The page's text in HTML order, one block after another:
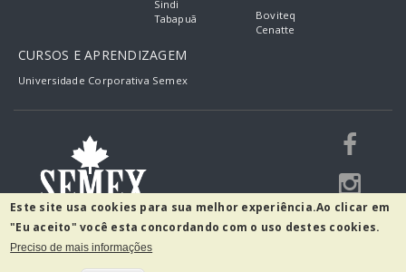
Sindi
Tabapuã
Boviteq
Cenatte
CURSOS E APRENDIZAGEM
Universidade Corporativa Semex
R. Guilherme Scharf, 2520 - Fidélis
Este site usa cookies para sua melhor experiência.Ao clicar em
"Eu aceito" você esta concordando com o uso destes cookies.
Preciso de mais informações